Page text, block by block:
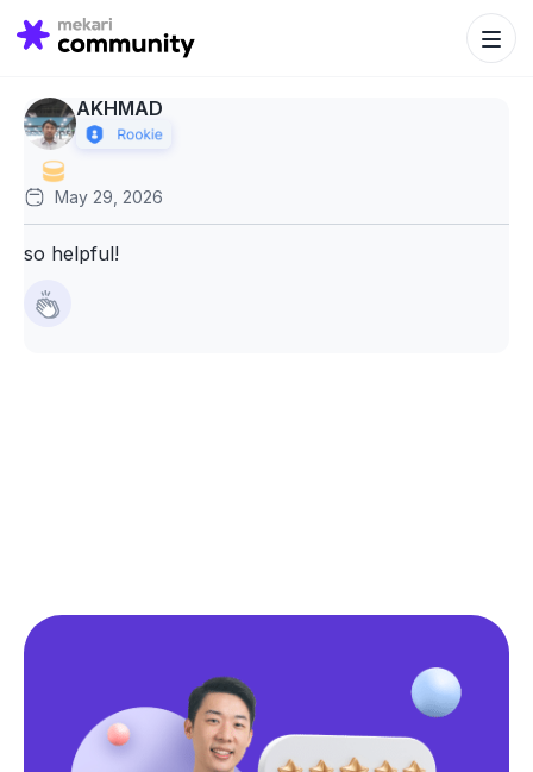
Search
for:
Search
AKHMAD
May 29, 2026
so helpful!